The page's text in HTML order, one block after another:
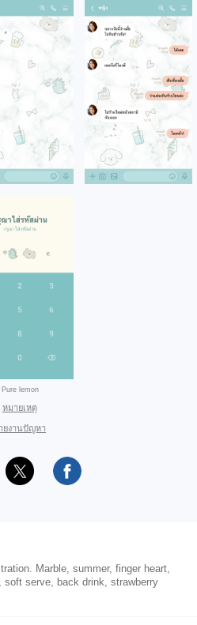
Pure lemon
หมายเหตุ
ยงานปัญหา
Marble, summer, finger heart,
soft serve, back drink, strawberry